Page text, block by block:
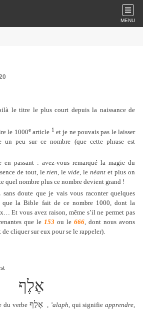
MENU
le titre le plus court depuis la naissance de
le 1000earticle 1 et je ne pouvais pas le laisser
un peu sur ce nombre (que cette phrase est
passant : avez-vous remarqué la magie du
de tout, lerien, levide, lenéant et plus on
quel nombre plus ce nombre devient grand !
doute que je vais vous raconter quelques
que la Bible fait de ce nombre 1000, dont la
Et vous avez raison, même s’il ne permet pas
que le 153 ou le 666, dont nous avons
cliquer sur eux pour se le rappeler).
אֶלֶף
du verbe אָלַף , ’alaph, qui signifieapprendre,